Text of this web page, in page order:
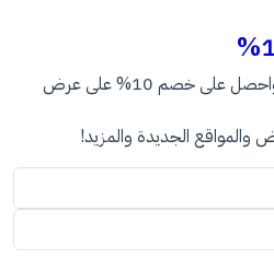
اشترك في النشرة الإخبارية لدينا واحصل على خصم 10% على عرض
الجديدة والمزيد!